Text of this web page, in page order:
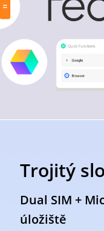
Trojitý
Dual SIM +
úložiště